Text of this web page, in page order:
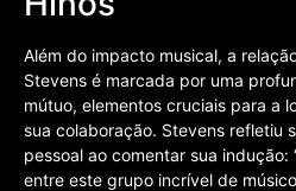
Além do impacto musical, a
Stevens é marcada por uma
mútuo, elementos cruciais para a
sua colaboração. Stevens refletiu
pessoal ao comentar sua indução:
entre este grupo incrível de